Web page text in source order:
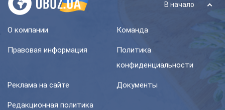
В начало
О компании Команда
Правовая информация
Политика
конфиденциальности
Реклама на сайте Документы
Редакционная политика